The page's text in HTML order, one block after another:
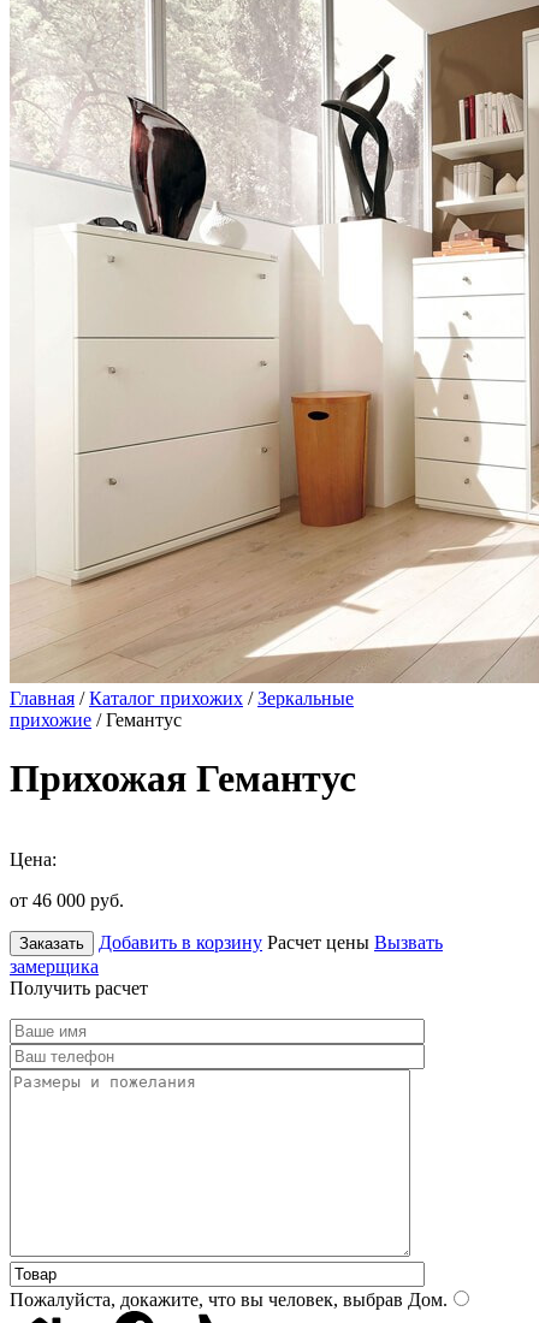
Главная /Каталог прихожих /Зеркальные
прихожие / Гемантус
Прихожая Гемантус
Цена:
от 46 000 руб.
Заказать Добавить в корзину Расчет цены Вызвать
замерщика
Получить расчет
Пожалуйста, докажите, что вы человек, выбрав Дом.